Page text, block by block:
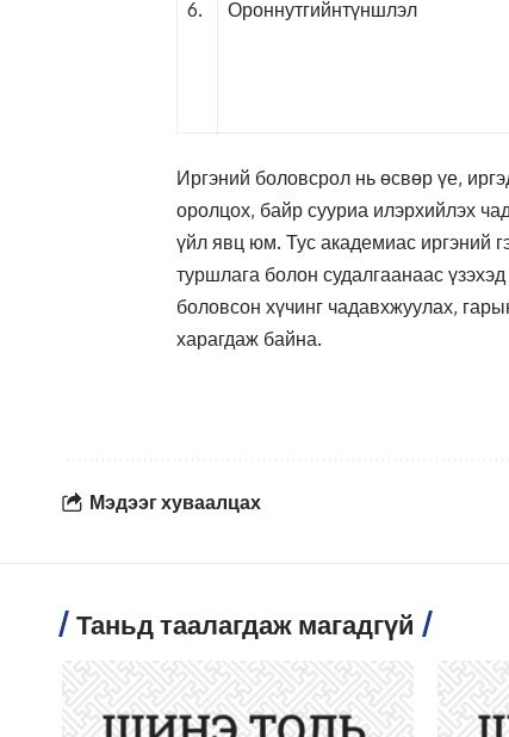
6. Ороннутгийнтүншлэл
Иргэний боловсрол нь өсвөр үе,
оролцох, байр сууриа илэрхийлэх
үйл явц юм. Тус академиас иргэний
туршлага болон судалгаанаас
боловсон хүчинг чадавхжуулах,
харагдаж байна.
Мэдээг хуваалцах
Таньд таалагдаж магадгүй